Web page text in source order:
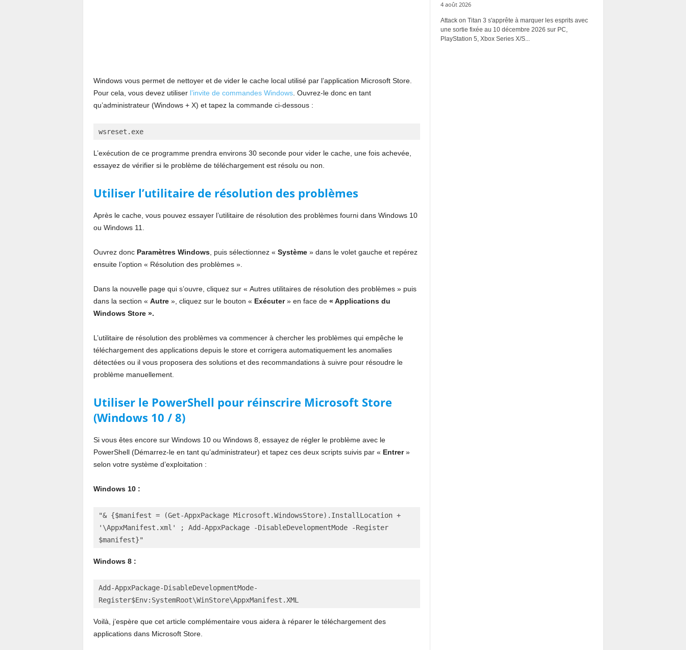
Windows vous permet de nettoyer et de vider le cache local utilisé par l’application Microsoft Store.
Pour cela, vous devez utiliser l’invite de commandes Windows. Ouvrez-le donc en tant
qu’administrateur (Windows + X) et tapez la commande ci-dessous :
wsreset.exe
L’exécution de ce programme prendra environs 30 seconde pour vider le cache, une fois achevée,
essayez de vérifier si le problème de téléchargement est résolu ou non.
Utiliser l’utilitaire de résolution des problèmes
Après le cache, vous pouvez essayer l’utilitaire de résolution des problèmes fourni dans Windows 10
ou Windows 11.
Ouvrez donc Paramètres Windows, puis sélectionnez « Système» dans le volet gauche et repérez
ensuite l’option « Résolution des problèmes ».
Dans la nouvelle page qui s’ouvre, cliquez sur « Autres utilitaires de résolution des problèmes » puis
dans la section « Autre », cliquez sur le bouton « Exécuter» en face de « Applications du
Windows Store ».
L’utilitaire de résolution des problèmes va commencer à chercher les problèmes qui empêche le
téléchargement des applications depuis le store et corrigera automatiquement les anomalies
détectées ou il vous proposera des solutions et des recommandations à suivre pour résoudre le
problème manuellement.
Utiliser le PowerShell pour réinscrire Microsoft Store
(Windows 10 / 8)
Si vous êtes encore sur Windows 10 ou Windows 8, essayez de régler le problème avec le
PowerShell (Démarrez-le en tant qu’administrateur) et tapez ces deux scripts suivis par « Entrer»
selon votre système d’exploitation :
Windows 10 :
"& {$manifest = (Get-AppxPackage Microsoft.WindowsStore).InstallLocation +
'\AppxManifest.xml' ; Add-AppxPackage -DisableDevelopmentMode -Register
$manifest}"
Windows 8 :
Add-AppxPackage-DisableDevelopmentMode-
Register$Env:SystemRoot\WinStore\AppxManifest.XML
Voilà, j’espère que cet article complémentaire vous aidera à réparer le téléchargement des
applications dans Microsoft Store.
4 août 2026
Attack on Titan 3 s'apprête à marquer les esprits avec
une sortie fixée au 10 décembre 2026 sur PC,
PlayStation 5, Xbox Series X/S...